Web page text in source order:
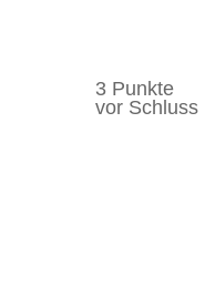
3 Punkte
vor Schluss